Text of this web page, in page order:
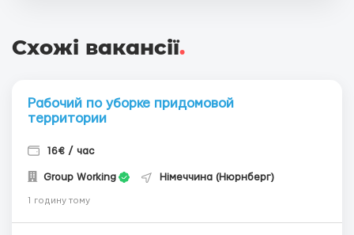
Схожі вакансії.
Рабочий по уборке придомовой
территории
16€ / час
Group Working Німеччина (Нюрнберг)
1 годину тому